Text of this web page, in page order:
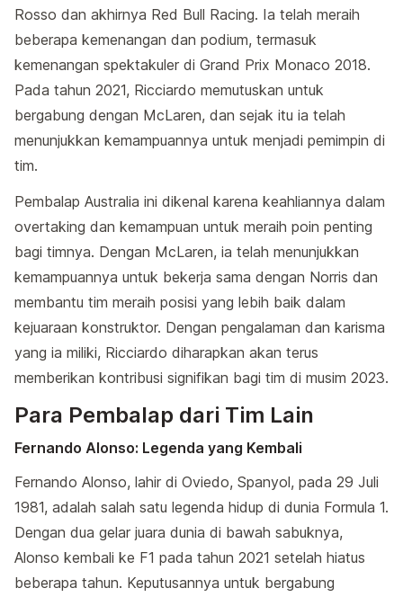
Rosso dan akhirnya Red Bull Racing. Ia telah meraih
beberapa kemenangan dan podium, termasuk
kemenangan spektakuler di Grand Prix Monaco 2018.
Pada tahun 2021, Ricciardo memutuskan untuk
bergabung dengan McLaren, dan sejak itu ia telah
menunjukkan kemampuannya untuk menjadi pemimpin di
tim.
Pembalap Australia ini dikenal karena keahliannya dalam
overtaking dan kemampuan untuk meraih poin penting
bagi timnya. Dengan McLaren, ia telah menunjukkan
kemampuannya untuk bekerja sama dengan Norris dan
membantu tim meraih posisi yang lebih baik dalam
kejuaraan konstruktor. Dengan pengalaman dan karisma
yang ia miliki, Ricciardo diharapkan akan terus
memberikan kontribusi signifikan bagi tim di musim 2023.
Para Pembalap dari Tim Lain
Fernando Alonso: Legenda yang Kembali
Fernando Alonso, lahir di Oviedo, Spanyol, pada 29 Juli
1981, adalah salah satu legenda hidup di dunia Formula 1.
Dengan dua gelar juara dunia di bawah sabuknya,
Alonso kembali ke F1 pada tahun 2021 setelah hiatus
beberapa tahun. Keputusannya untuk bergabung